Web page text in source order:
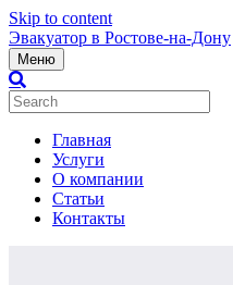
Skip to content
Эвакуатор в Ростове-на-Дону
Меню
Главная
Услуги
О компании
Статьи
Контакты